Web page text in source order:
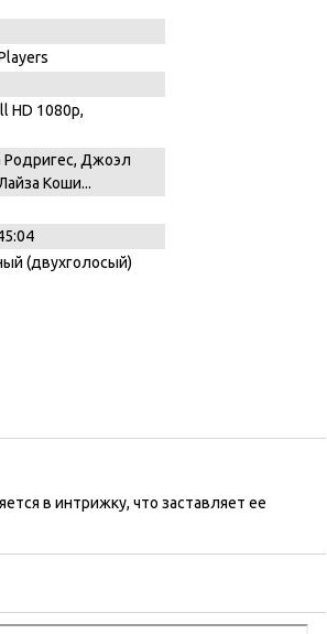
HD 1080p,
Джоэл
Коши...
(двухголосый)
в интрижку, что заставляет ее